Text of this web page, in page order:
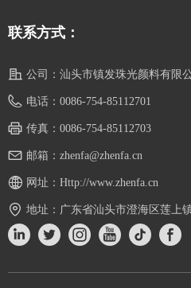
公司： 汕头市镇发珠光颜料有限
电话： 0086-754-85112701
传真： 0086-754-85112703
邮箱： zhenfa@zhenfa.cn
网址： Http://www.zhenfa.cn
地址： 广东省汕头市澄海区莲上
联系方式：